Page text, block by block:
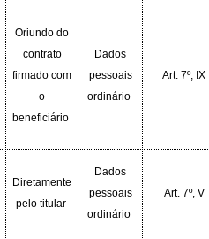
Oriundo do
contrato
firmado com
o
beneficiário
Dados
pessoais
ordinário
Art. 7º, IX
Diretamente
pelo titular
Dados
pessoais
ordinário
Art. 7º, V